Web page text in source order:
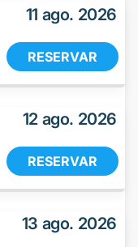
11 ago. 2026
RESERVAR
12 ago. 2026
RESERVAR
13 ago. 2026